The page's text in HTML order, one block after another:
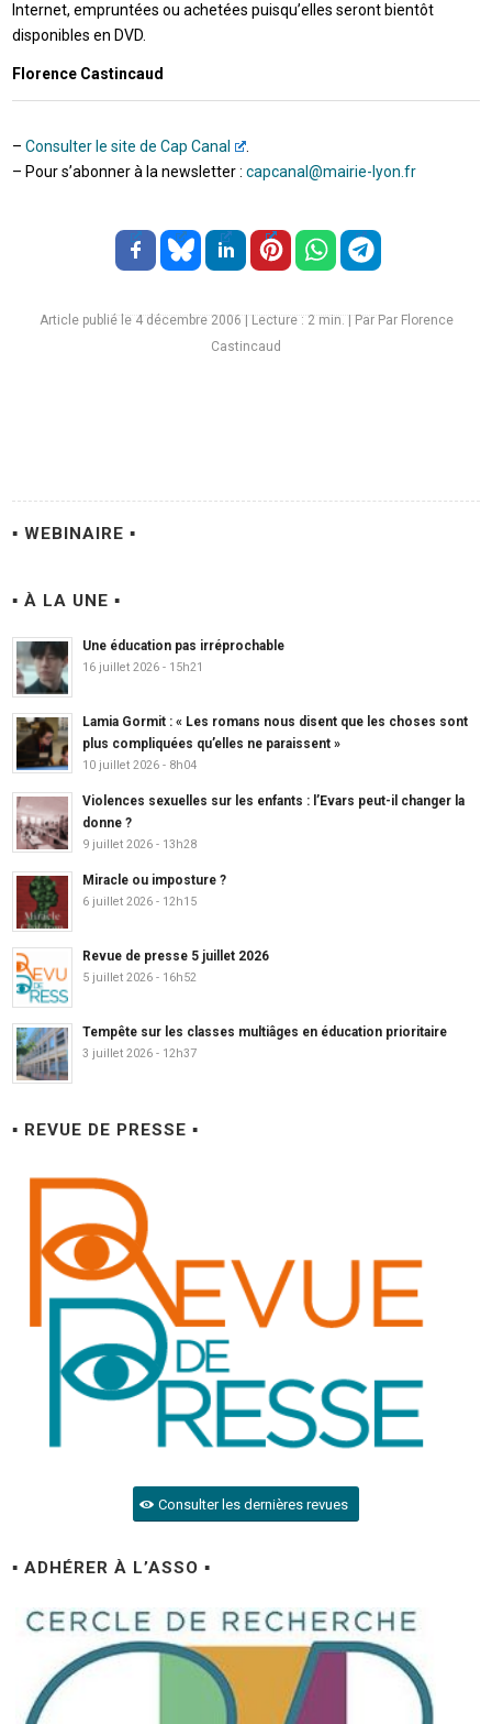
Internet, empruntées ou achetées puisqu’elles seront bientôt
disponibles en DVD.
Florence Castincaud
–Consulter le site de Cap Canal
– Pour s’abonner à la newsletter :capcanal@mairie-lyon.fr
Article publié le 4 décembre 2006|Lecture : 2 min. | Par Par Florence
Castincaud
▪ WEBINAIRE ▪
▪ À LA UNE ▪
Une éducation pas irréprochable
16 juillet 2026 - 15h21
Lamia Gormit : « Les romans nous disent que les choses sont
plus compliquées qu’elles ne paraissent »
10 juillet 2026 - 8h04
Violences sexuelles sur les enfants : l’Evars peut-il changer la
donne ?
9 juillet 2026 - 13h28
Miracle ou imposture ?
6 juillet 2026 - 12h15
Revue de presse 5 juillet 2026
5 juillet 2026 - 16h52
Tempête sur les classes multiâges en éducation prioritaire
3 juillet 2026 - 12h37
▪ REVUE DE PRESSE ▪
Consulter les dernières revues
▪ ADHÉRER À L’ASSO ▪